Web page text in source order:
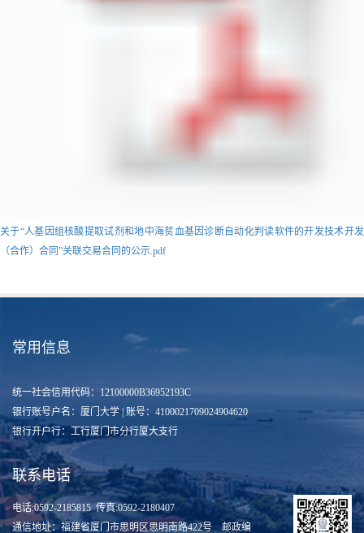
关于“人基因组核酸提取试剂和地中海贫血基因诊断自动化判读软件的开发技术开发
（合作）合同”关联交易合同的公示.pdf
常用信息
统一社会信用代码：12100000B36952193C
银行账号户名：厦门大学 | 账号：4100021709024904620
银行开户行：工行厦门市分行厦大支行
联系电话
电话:0592-2185815 传真:0592-2180407
通信地址：福建省厦门市思明区思明南路422号 邮政编